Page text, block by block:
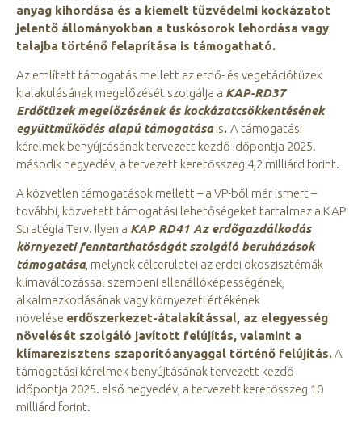
anyag kihordása és a kiemelt tűzvédelmi kockázatot
jelentő állományokban a tuskósorok lehordása vagy
talajba történő felaprítása is támogatható.
Az említett támogatás mellett az erdő- és vegetációtüzek
kialakulásának megelőzését szolgálja a KAP-RD37
Erdőtüzek megelőzésének és kockázatcsökkentésének
együttműködés alapú támogatásais. A támogatási
kérelmek benyújtásának tervezett kezdő időpontja 2025.
második negyedév, a tervezett keretösszeg 4,2 milliárd forint.
A közvetlen támogatások mellett – a VP-ből már ismert –
további, közvetett támogatási lehetőségeket tartalmaz a KAP
Stratégia Terv. Ilyen a KAP RD41 Az erdőgazdálkodás
környezeti fenntarthatóságát szolgáló beruházások
támogatása, melynek célterületei az erdei ökoszisztémák
klímaváltozással szembeni ellenállóképességének,
alkalmazkodásának vagy környezeti értékének
növelése erdőszerkezet-átalakítással, az elegyesség
növelését szolgáló javított felújítás, valamint a
klímarezisztens szaporítóanyaggal történő felújítás.A
támogatási kérelmek benyújtásának tervezett kezdő
időpontja 2025. első negyedév, a tervezett keretösszeg 10
milliárd forint.